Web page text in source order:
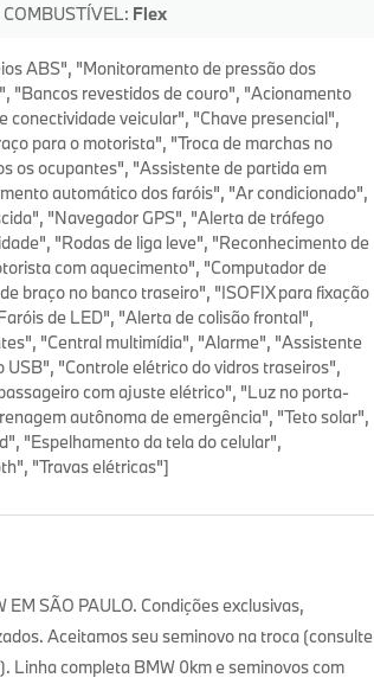
COMBUSTÍVEL: Flex
ABS", "Monitoramento de pressão dos
"Bancos revestidos de couro", "Acionamento
veicular", "Chave presencial",
para o motorista", "Troca de marchas no
os ocupantes", "Assistente de partida em
automático dos faróis", "Ar condicionado",
"Navegador GPS", "Alerta de tráfego
"Rodas de liga leve", "Reconhecimento de
com aquecimento", "Computador de
braço no banco traseiro", "ISOFIX para fixação
de LED", "Alerta de colisão frontal",
"Central multimídia", "Alarme", "Assistente
"Controle elétrico do vidros traseiros",
com ajuste elétrico", "Luz no porta-
autônoma de emergência", "Teto solar",
"Espelhamento da tela do celular",
"Travas elétricas"]
SÃO PAULO. Condições exclusivas,
Aceitamos seu seminovo na troca (consulte
Linha completa BMW 0km e seminovos com